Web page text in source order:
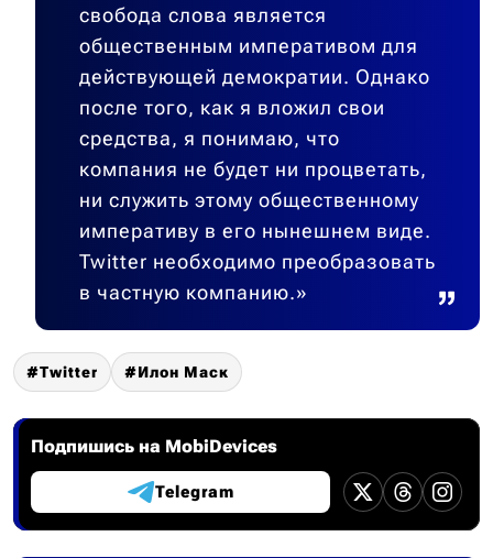
свобода слова является
общественным императивом для
действующей демократии. Однако
после того, как я вложил свои
средства, я понимаю, что
компания не будет ни процветать,
ни служить этому общественному
императиву в его нынешнем виде.
Twitter необходимо преобразовать
в частную компанию.»
Twitter Илон Маск
Подпишись на MobiDevices
Telegram